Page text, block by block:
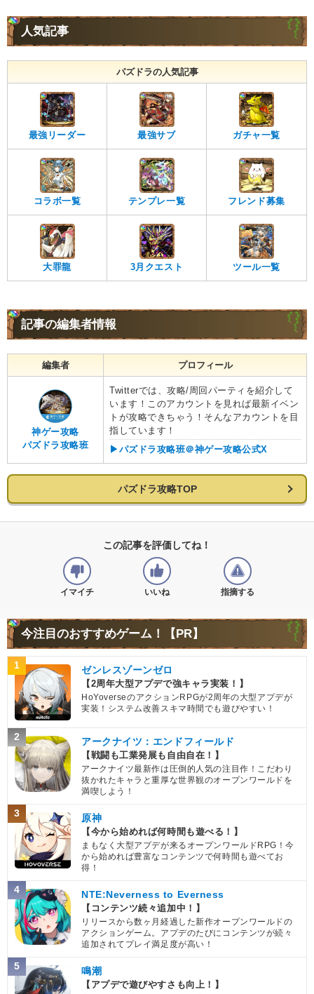
人気記事
パズドラの人気記事
最強リーダー 最強サブ ガチャ一覧
コラボ一覧 テンプレ一覧 フレンド募集
大罪龍 3月クエスト ツール一覧
記事の編集者情報
編集者 プロフィール
神ゲー攻略
パズドラ攻略班
Twitterでは、攻略/周回パーティを紹介して
います！このアカウントを見れば最新イベン
トが攻略できちゃう！そんなアカウントを目
指しています！
▶︎パズドラ攻略班＠神ゲー攻略公式X
パズドラ攻略TOP
この記事を評価してね！
イマイチ いいね 指摘する
今注目のおすすめゲーム！【PR】
1 ゼンレスゾーンゼロ
【2周年大型アプデで強キャラ実装！】
HoYoverseのアクションRPGが2周年の大型アプデが
実装！システム改善スキマ時間でも遊びやすい！
2 アークナイツ：エンドフィールド
【戦闘も工業発展も自由自在！】
アークナイツ最新作は圧倒的人気の注目作！こだわり
抜かれたキャラと重厚な世界観のオープンワールドを
満喫しよう！
3 原神
【今から始めれば何時間も遊べる！】
まもなく大型アプデが来るオープンワールドRPG！今
から始めれば豊富なコンテンツで何時間も遊べてお
得！
4 NTE:Neverness to Everness
【コンテンツ続々追加中！】
リリースから数ヶ月経過した新作オープンワールドの
アクションゲーム。アプデのたびにコンテンツが続々
追加されてプレイ満足度が高い！
5 鳴潮
【アプデで遊びやすさも向上！】